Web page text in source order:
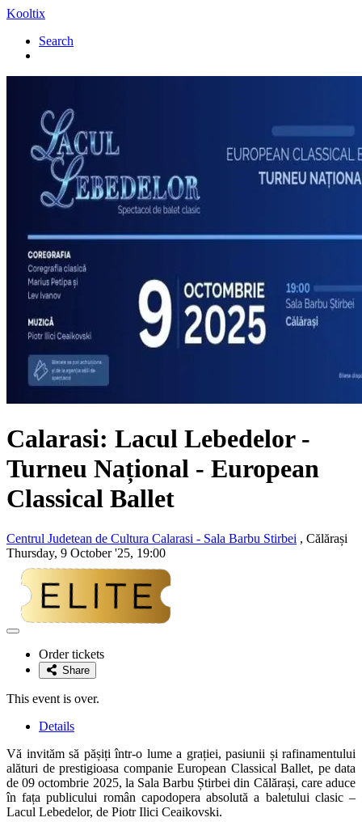
Kooltix
Search
Calarasi: Lacul Lebedelor -
Turneu Național - European
Classical Ballet
Centrul Judetean de Cultura Calarasi - Sala Barbu Stirbei , Călărași
Thursday, 9 October '25, 19:00
Adaugă
favoriteOrder tickets
Share
This event is over.
Details
Vă invităm să pășiți într-o lume a grației, pasiunii și rafinamentului
alături de prestigioasa companie European Classical Ballet, pe data
de 09 octombrie 2025, la Sala Barbu Știrbei din Călărași, care aduce
în fața publicului român capodopera absolută a baletului clasic –
Lacul Lebedelor, de Piotr Ilici Ceaikovski.